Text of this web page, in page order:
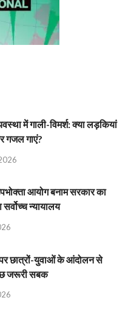
में गाली-विमर्श: क्या लड़कियां
गजल गाएं?
आयोग बनाम सरकार का
सर्वोच्च न्यायालय
छात्रों-युवाओं के आंदोलन से
जरूरी सबक